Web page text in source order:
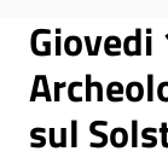
sul